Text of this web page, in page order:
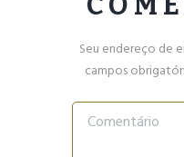
Seu endereço de
campos